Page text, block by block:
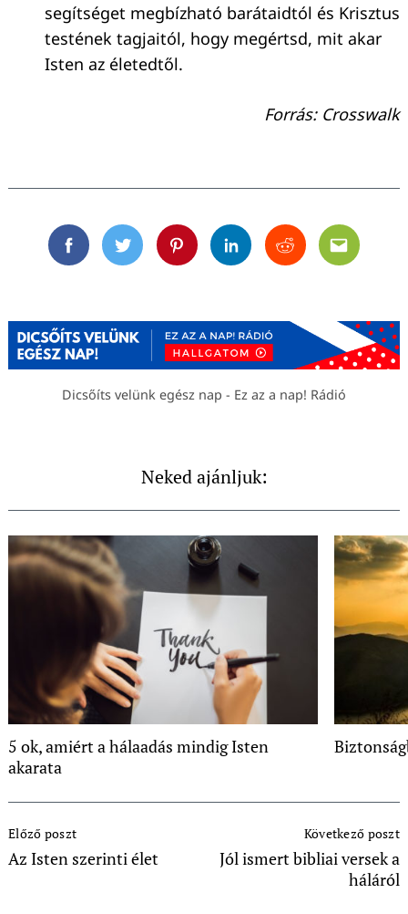
segítséget megbízható barátaidtól és Krisztus
testének tagjaitól, hogy megértsd, mit akar
Isten az életedtől.
Forrás: Crosswalk
FacebookTwitterPinterestLinkedinRedditEmail
Dicsőíts velünk egész nap - Ez az a nap! Rádió
Neked ajánljuk:
5 ok, amiért a hálaadás mindig Isten
akarata
Navigation
Előző poszt
Az Isten szerinti élet
Következő poszt
Jól ismert bibliai versek a
háláról